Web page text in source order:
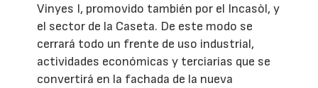
Vinyes I, promovido también por el Incasòl, y
el sector de la Caseta. De este modo se
cerrará todo un frente de uso industrial,
actividades económicas y terciarias que se
convertirá en la fachada de la nueva